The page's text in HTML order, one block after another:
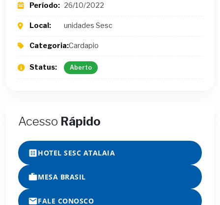
Período: 26/10/2022
Local: unidades Sesc
Categoria:Cardapio
Status: Aberto
Acesso Rápido
HOTEL SESC ATALAIA
MESA BRASIL
FALE CONOSCO